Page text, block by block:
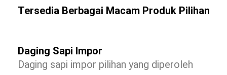
Tersedia Berbagai Macam Produk Pilihan
Daging Sapi Impor
Daging sapi impor pilihan yang diperoleh